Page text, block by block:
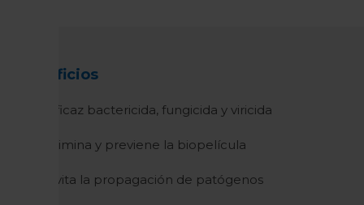
Beneficios
Eficaz bactericida, fungicida y viricida
Elimina y previene la biopelícula
Evita la propagación de patógenos